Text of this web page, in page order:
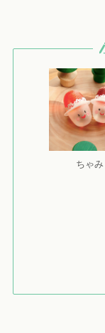
ちゃみ